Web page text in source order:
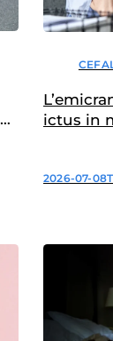
ictus in
2026-07-